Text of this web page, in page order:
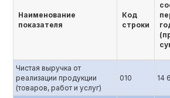
Наименование
показателя
Код
строки
Чистая выручка от
реализации продукции
(товаров, работ и услуг)
010 14